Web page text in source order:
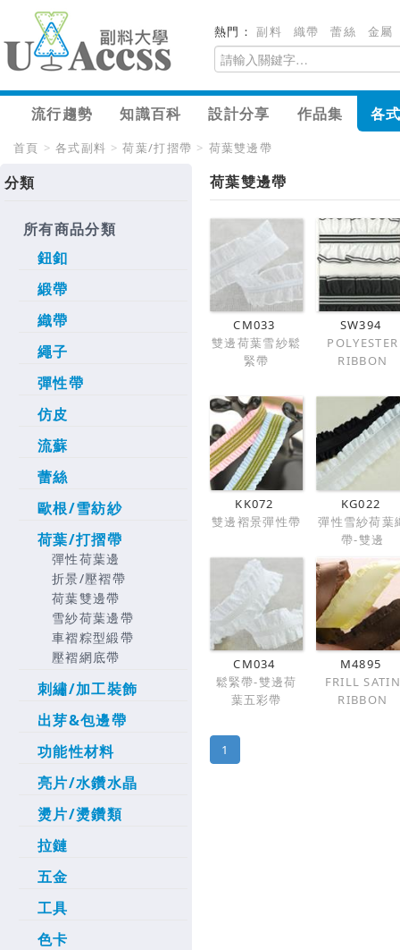
熱門：副料 織帶 蕾絲 金屬
流行趨勢 知識百科 設計分享 作品集 各
首頁 > 各式副料 > 荷葉/打摺帶 > 荷葉雙邊帶
分類
所有商品分類
鈕釦
緞帶
織帶
繩子
彈性帶
仿皮
流蘇
蕾絲
歐根/雪紡紗
荷葉/打摺帶
彈性荷葉邊
折景/壓褶帶
荷葉雙邊帶
雪紗荷葉邊帶
車褶粽型緞帶
壓褶網底帶
刺繡/加工裝飾
出芽&包邊帶
功能性材料
亮片/水鑽水晶
燙片/燙鑽類
拉鏈
五金
工具
色卡
荷葉雙邊帶
CM033
雙邊荷葉雪紗鬆
緊帶
SW394
POLYESTER
RIBBON
KK072
雙邊褶景彈性帶
KG022
彈性雪紗荷葉
帶-雙邊
CM034
鬆緊帶-雙邊荷
葉五彩帶
M4895
FRILL SATIN
RIBBON
1